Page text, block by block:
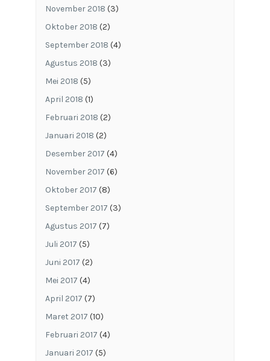
November 2018 (3)
Oktober 2018 (2)
September 2018 (4)
Agustus 2018 (3)
Mei 2018 (5)
April 2018 (1)
Februari 2018 (2)
Januari 2018 (2)
Desember 2017 (4)
November 2017 (6)
Oktober 2017 (8)
September 2017 (3)
Agustus 2017 (7)
Juli 2017 (5)
Juni 2017 (2)
Mei 2017 (4)
April 2017 (7)
Maret 2017 (10)
Februari 2017 (4)
Januari 2017 (5)